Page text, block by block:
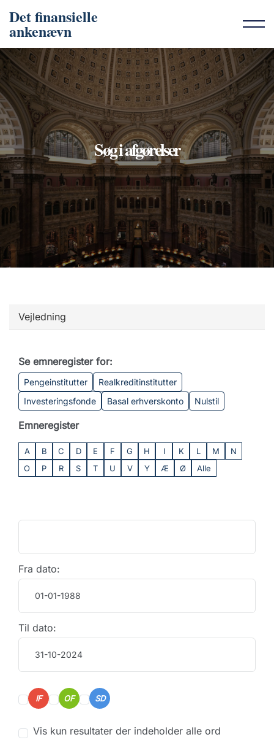
Det finansielle
ankenævn
Søg i afgørelser
Vejledning
Se emneregister for:
Pengeinstitutter
Realkreditinstitutter
Investeringsfonde
Basal erhverskonto Nulstil
Emneregister
A B C D E F G H I K L M
N
O
P R S T U V Y Æ Ø Alle
Fra dato:
Til dato:
IF OF SD
Vis kun resultater der indeholder alle ord